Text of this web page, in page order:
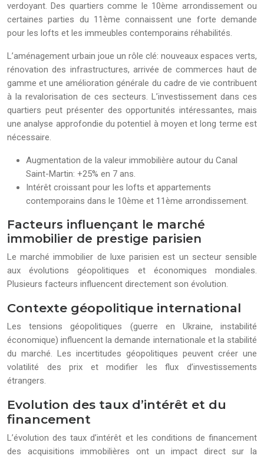
verdoyant. Des quartiers comme le 10ème arrondissement ou
certaines parties du 11ème connaissent une forte demande
pour les lofts et les immeubles contemporains réhabilités.
L’aménagement urbain joue un rôle clé: nouveaux espaces verts,
rénovation des infrastructures, arrivée de commerces haut de
gamme et une amélioration générale du cadre de vie contribuent
à la revalorisation de ces secteurs. L’investissement dans ces
quartiers peut présenter des opportunités intéressantes, mais
une analyse approfondie du potentiel à moyen et long terme est
nécessaire.
Augmentation de la valeur immobilière autour du Canal
Saint-Martin: +25% en 7 ans.
Intérêt croissant pour les lofts et appartements
contemporains dans le 10ème et 11ème arrondissement.
Facteurs influençant le marché
immobilier de prestige parisien
Le marché immobilier de luxe parisien est un secteur sensible
aux évolutions géopolitiques et économiques mondiales.
Plusieurs facteurs influencent directement son évolution.
Contexte géopolitique international
Les tensions géopolitiques (guerre en Ukraine, instabilité
économique) influencent la demande internationale et la stabilité
du marché. Les incertitudes géopolitiques peuvent créer une
volatilité des prix et modifier les flux d’investissements
étrangers.
Evolution des taux d’intérêt et du
financement
L’évolution des taux d’intérêt et les conditions de financement
des acquisitions immobilières ont un impact direct sur la